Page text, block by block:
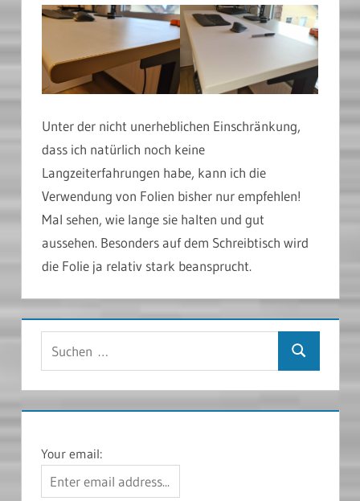
Unter der nicht unerheblichen Einschränkung,
dass ich natürlich noch keine
Langzeiterfahrungen habe, kann ich die
Verwendung von Folien bisher nur empfehlen!
Mal sehen, wie lange sie halten und gut
aussehen. Besonders auf dem Schreibtisch wird
die Folie ja relativ stark beansprucht.
Suchen
Your email: